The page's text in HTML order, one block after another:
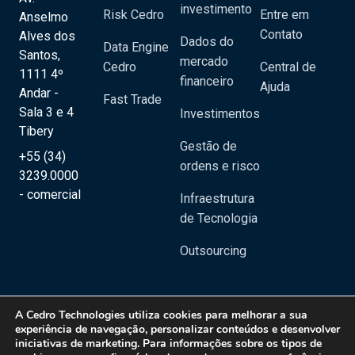
A Cedro Technologies utiliza cookies para melhorar a sua
experiência de navegação, personalizar conteúdos e desenvolver
iniciativas de marketing. Para informações sobre os tipos de
Anselmo
Alves dos
Santos,
1111 4º
Andar -
Sala 3 e 4
Tibery
+55 (34)
3239.0000
- comercial
Risk Cedro
Data Engine
Cedro
Fast Trade
investimento
Dados do
mercado
financeiro
Investimentos
Gestão de
ordens e risco
Infraestrutura
de Tecnologia
Outsourcing
Entre em
Contato
Central de
Ajuda
Copyright 2020 © Cedro Technologies - Todos os direitos reservados | CNPJ: